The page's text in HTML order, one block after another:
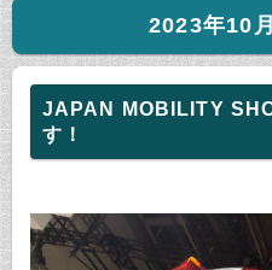
2023年10
JAPAN MOBILITY
す！